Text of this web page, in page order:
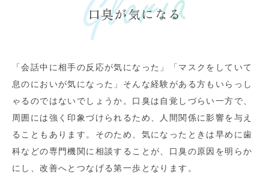
口臭が気になる
「会話中に相手の反応が気になった」「マスクをしていて
息のにおいが気になった」そんな経験がある方もいらっし
ゃるのではないでしょうか。口臭は自覚しづらい一方で、
周囲には強く印象づけられるため、人間関係に影響を与え
ることもあります。そのため、気になったときは早めに歯
科などの専門機関に相談することが、口臭の原因を明らか
にし、改善へとつなげる第一歩となります。